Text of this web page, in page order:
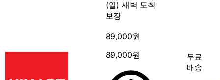
(일) 새벽 도착
보장
89,000원
89,000원
무료
배송